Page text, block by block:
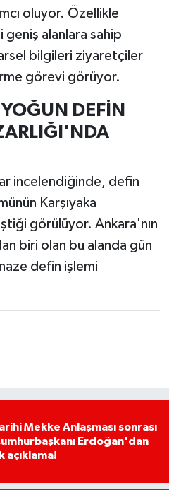
oluyor. Özellikle
geniş alanlara sahip
bilgileri ziyaretçiler
görevi görüyor.
DEFİN
incelendiğinde, defin
Karşıyaka
görülüyor. Ankara'nın
biri olan bu alanda gün
defin işlemi
Mekke Anlaşması sonrası
Erdoğan'dan
açıklama!